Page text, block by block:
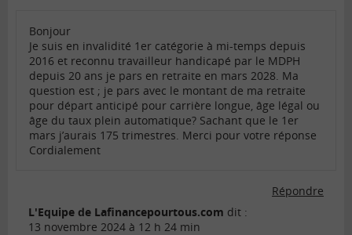
Bonjour
Je suis en invalidité 1er catégorie à mi-temps depuis
2016 et reconnu travailleur handicapé par le MDPH
depuis 20 ans je pars en retraite en mars 2028. Ma
question est ; je pars avec le montant de ma retraite
pour départ anticipé pour carrière longue, âge légal ou
âge du taux plein automatique? Sachant que le 1er
mars j’aurais 175 trimestres. Merci pour votre réponse
Cordialement
Répondre
L'Equipe de Lafinancepourtous.com dit :
13 novembre 2024 à 12 h 24 min